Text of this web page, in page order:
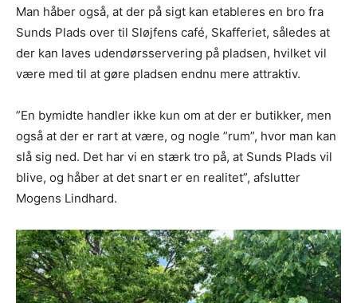
Man håber også, at der på sigt kan etableres en bro fra
Sunds Plads over til Sløjfens café, Skafferiet, således at
der kan laves udendørsservering på pladsen, hvilket vil
være med til at gøre pladsen endnu mere attraktiv.
”En bymidte handler ikke kun om at der er butikker, men
også at der er rart at være, og nogle ”rum”, hvor man kan
slå sig ned. Det har vi en stærk tro på, at Sunds Plads vil
blive, og håber at det snart er en realitet”, afslutter
Mogens Lindhard.